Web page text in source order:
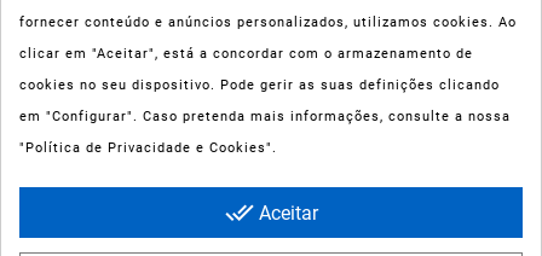
Esta parafarmácia (Farmaoli) encontra-se autorizada pelo INFARMED
(registo nº 00078/2020) para a dispensa de Medicamentos Não
Sujeitos a Receita Médica (MNSRM) e produtos de saúde e bem-estar
ao domicílio e através da internet. Os Medicamentos Não Sujeitos a
Maia, Matosinhos, Gondomar e Vila Nova de Gaia.
fornecer conteúdo e anúncios personalizados, utilizamos cookies. Ao
clicar em "Aceitar", está a concordar com o armazenamento de
cookies no seu dispositivo. Pode gerir as suas definições clicando
em "Configurar". Caso pretenda mais informações, consulte a nossa
"Política de Privacidade e Cookies".
done_all Aceitar